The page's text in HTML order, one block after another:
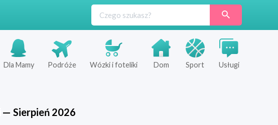
Dla Mamy Podróże Wózki i foteliki Dom Sport Usługi
— Sierpień 2026